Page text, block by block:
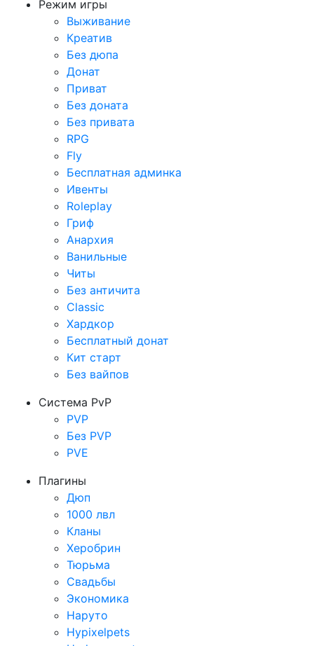
Режим игры
Выживание
Креатив
Без дюпа
Донат
Приват
Без доната
Без привата
RPG
Fly
Бесплатная админка
Ивенты
Roleplay
Гриф
Анархия
Ванильные
Читы
Без античита
Classic
Хардкор
Бесплатный донат
Кит старт
Без вайпов
Система PvP
PVP
Без PVP
PVE
Плагины
Дюп
1000 лвл
Кланы
Херобрин
Тюрьма
Свадьбы
Экономика
Наруто
Hypixelpets